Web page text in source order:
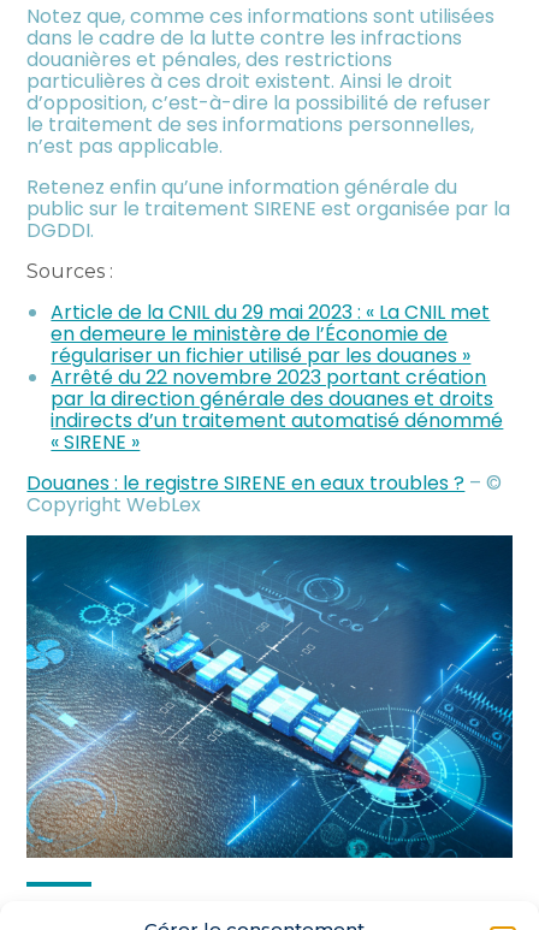
Notez que, comme ces informations sont utilisées
dans le cadre de la lutte contre les infractions
douanières et pénales, des restrictions
particulières à ces droit existent. Ainsi le droit
d’opposition, c’est-à-dire la possibilité de refuser
le traitement de ses informations personnelles,
n’est pas applicable.
Retenez enfin qu’une information générale du
public sur le traitement SIRENE est organisée par la
DGDDI.
Sources :
Article de la CNIL du 29 mai 2023 : « La CNIL met
en demeure le ministère de l’Économie de
régulariser un fichier utilisé par les douanes »
Arrêté du 22 novembre 2023 portant création
par la direction générale des douanes et droits
indirects d’un traitement automatisé dénommé
« SIRENE »
Douanes : le registre SIRENE en eaux troubles ? – ©
Copyright WebLex